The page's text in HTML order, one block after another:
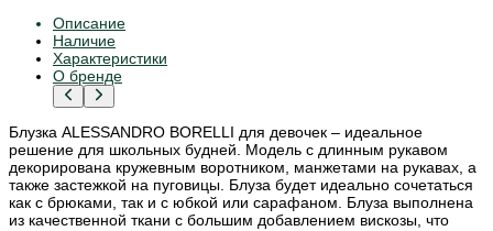
Описание
Наличие
Характеристики
О бренде
Блузка ALESSANDRO BORELLI для девочек – идеальное
решение для школьных будней. Модель с длинным рукавом
декорирована кружевным воротником, манжетами на рукавах, а
также застежкой на пуговицы. Блуза будет идеально сочетаться
как с брюками, так и с юбкой или сарафаном. Блуза выполнена
из качественной ткани с большим добавлением вискозы, что